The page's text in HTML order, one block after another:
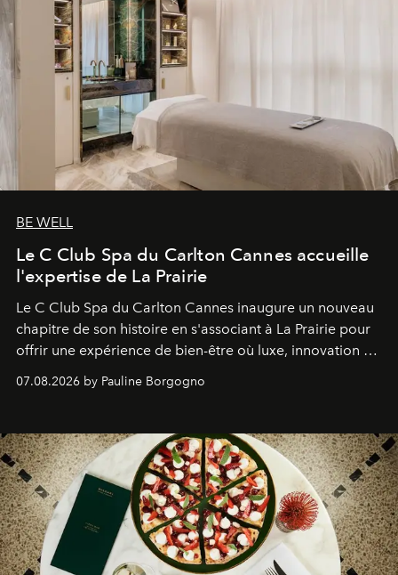
BE WELL
Le C Club Spa du Carlton Cannes accueille
l'expertise de La Prairie
Le C Club Spa du Carlton Cannes inaugure un nouveau
chapitre de son histoire en s'associant à La Prairie pour
offrir une expérience de bien-être où luxe, innovation et
expertise se rencontrent.
07.08.2026 by Pauline Borgogno